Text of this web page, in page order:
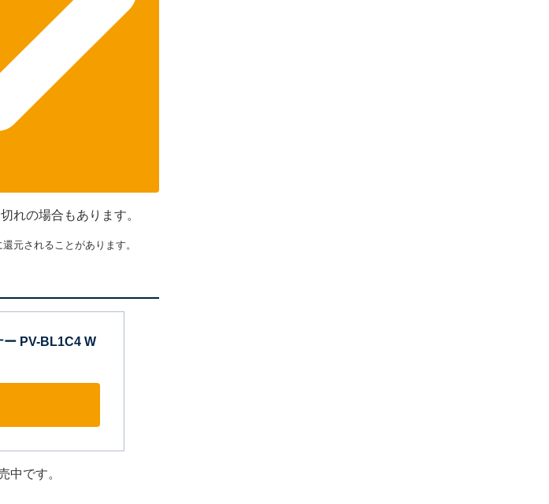
れの場合もあります。
元されることがあります。
ー PV-BL1C4 W
中です。